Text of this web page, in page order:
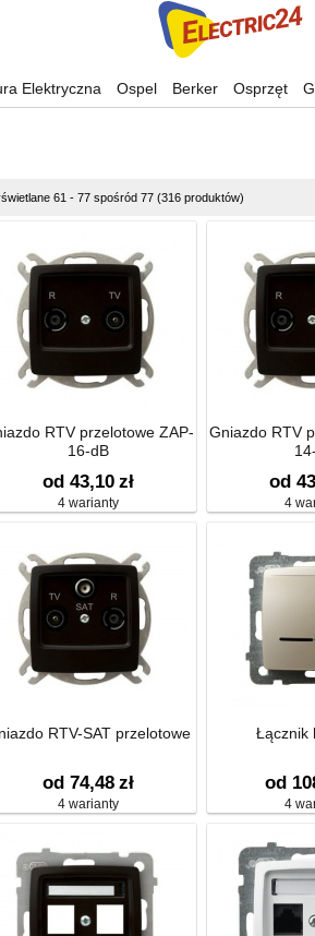
Elektryczna Ospel Berker Osprzęt
61 - 77 spośród 77 (316 produktów)
RTV przelotowe ZAP-
16-dB
od 43,10 zł
4 warianty
Gniazdo RTV
od
4
RTV-SAT przelotowe
od 74,48 zł
4 warianty
Łącznik
od
4